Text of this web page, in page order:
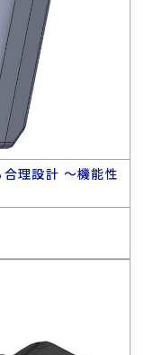
合理設計 〜機能性